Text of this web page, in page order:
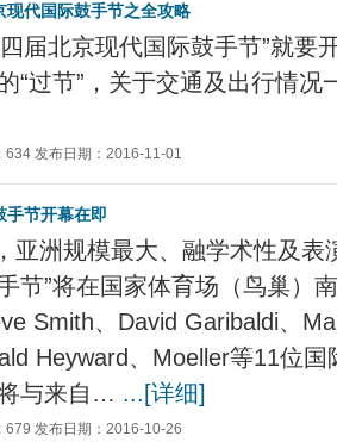
现代国际鼓手节之全攻略
届北京现代国际鼓手节”就要
“过节”，关于交通及出行情
634 发布日期：2016-11-01
手节开幕在即
亚洲规模最大、融学术性及表
节”将在国家体育场（鸟巢）
Smith、David Garibaldi、
Heyward、Moeller等11位
与来自… ...[详细]
679 发布日期：2016-10-26